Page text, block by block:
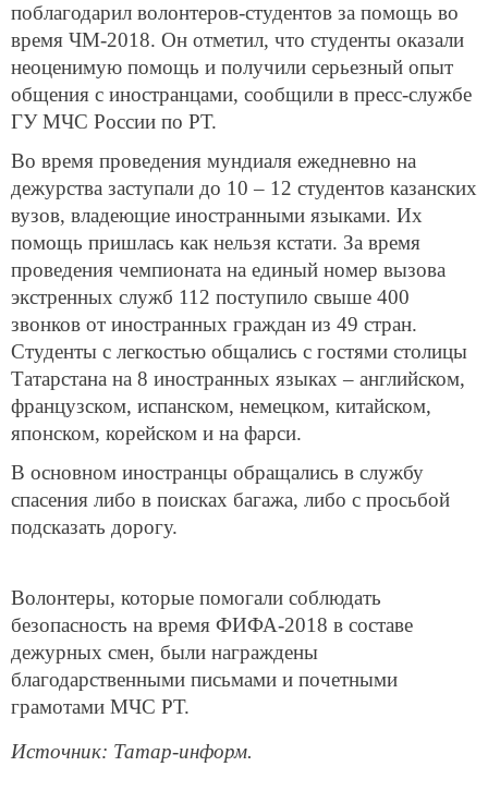
поблагодарил волонтеров-студентов за помощь во
время ЧМ-2018. Он отметил, что студенты оказали
неоценимую помощь и получили серьезный опыт
общения с иностранцами, сообщили в пресс-службе
ГУ МЧС России по РТ.
Во время проведения мундиаля ежедневно на
дежурства заступали до 10 – 12 студентов казанских
вузов, владеющие иностранными языками. Их
помощь пришлась как нельзя кстати. За время
проведения чемпионата на единый номер вызова
экстренных служб 112 поступило свыше 400
звонков от иностранных граждан из 49 стран.
Студенты с легкостью общались с гостями столицы
Татарстана на 8 иностранных языках – английском,
французском, испанском, немецком, китайском,
японском, корейском и на фарси.
В основном иностранцы обращались в службу
спасения либо в поисках багажа, либо с просьбой
подсказать дорогу.
Волонтеры, которые помогали соблюдать
безопасность на время ФИФА-2018 в составе
дежурных смен, были награждены
благодарственными письмами и почетными
грамотами МЧС РТ.
Источник: Татар-информ.